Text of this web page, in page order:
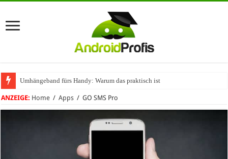
Umhängeband fürs Handy: Warum das praktisch ist
ANZEIGE: Home / Apps / GO SMS Pro